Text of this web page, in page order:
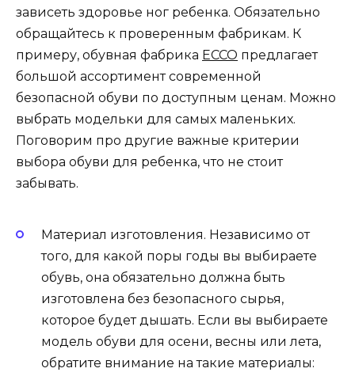
зависеть здоровье ног ребенка. Обязательно
обращайтесь к проверенным фабрикам. К
примеру, обувная фабрика ECCO предлагает
большой ассортимент современной
безопасной обуви по доступным ценам. Можно
выбрать модельки для самых маленьких.
Поговорим про другие важные критерии
выбора обуви для ребенка, что не стоит
забывать.
Материал изготовления. Независимо от
того, для какой поры годы вы выбираете
обувь, она обязательно должна быть
изготовлена без безопасного сырья,
которое будет дышать. Если вы выбираете
модель обуви для осени, весны или лета,
обратите внимание на такие материалы: